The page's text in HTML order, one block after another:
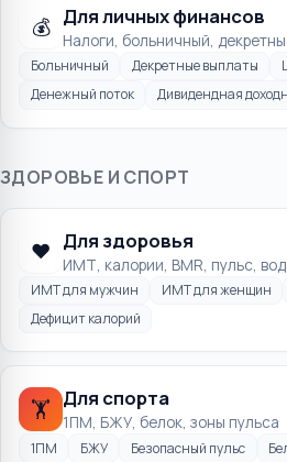
💰 Для личных финансов
Налоги, больничный,
Больничный Декретные выплаты
Денежный поток
Дивидендная
ЗДОРОВЬЕ И СПОРТ
❤️ Для здоровья
ИМТ, калории, BMR, пульс,
ИМТ для мужчин ИМТ для женщин
Дефицит калорий
🏋️ Для спорта
1ПМ, БЖУ, белок, зоны пульса
1ПМ БЖУ Безопасный пульс